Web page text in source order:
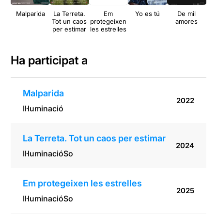
Malparida
La Terreta.
Tot un caos
per estimar
Em
protegeixen
les estrelles
Yo es tú
De mil
amores
Ha participat a
Malparida
Il·luminació
2022
La Terreta. Tot un caos per estimar
Il·luminacióSo
2024
Em protegeixen les estrelles
Il·luminacióSo
2025